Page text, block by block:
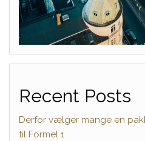
Recent Posts
Derfor vælger mange en
til Formel 1